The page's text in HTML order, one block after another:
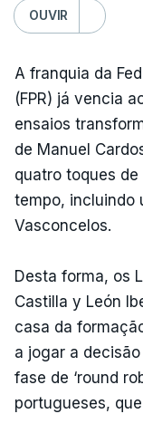
OUVIR
A franquia da
(FPR) já vencia
ensaios
de Manuel
quatro toques
tempo, incluindo
Vasconcelos.
Desta forma, os
Castilla y León
casa da
a jogar a
fase de ‘round
portugueses,